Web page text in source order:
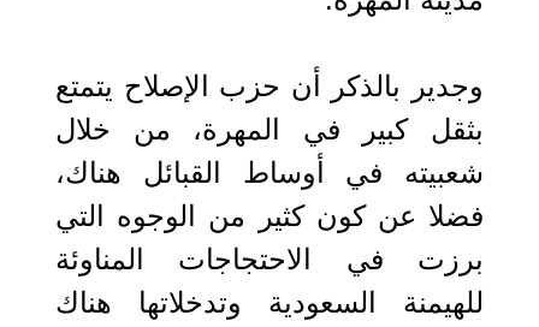
وجدير بالذكر أن حزب الإصلاح يتمتع
بثقل كبير في المهرة، من خلال
شعبيته في أوساط القبائل هناك،
فضلا عن كون كثير من الوجوه التي
برزت في الاحتجاجات المناوئة
للهيمنة السعودية وتدخلاتها هناك